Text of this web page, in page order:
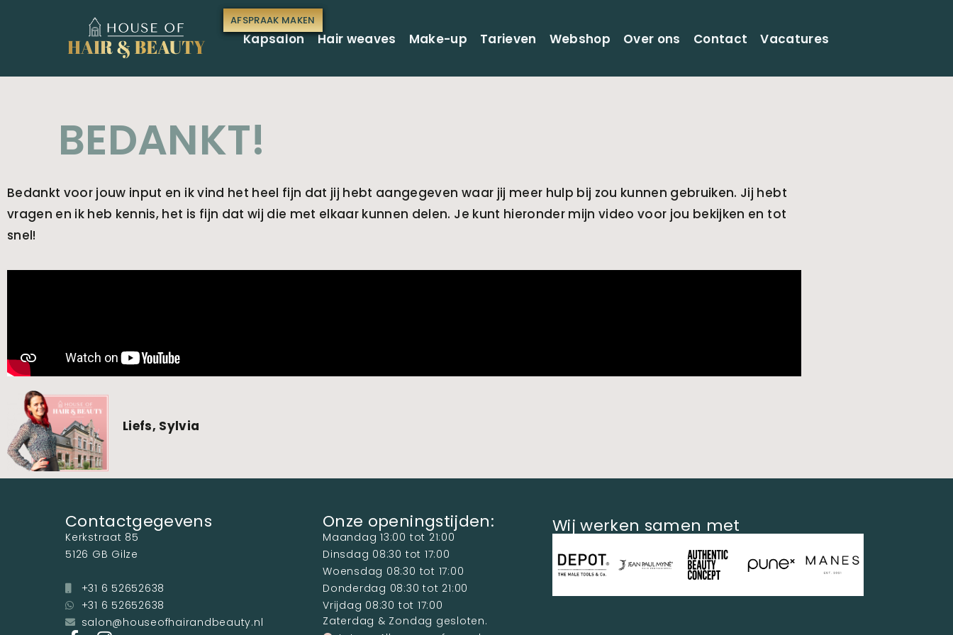
AFSPRAAK MAKEN
Kapsalon Hair weaves Make-up Tarieven Webshop Over ons Contact Vacatures
AFSPRAAK MAKEN
BEDANKT!
Bedankt voor jouw input en ik vind het heel fijn dat jij hebt aangegeven waar jij meer hulp bij zou kunnen gebruiken. Jij hebt
vragen en ik heb kennis, het is fijn dat wij die met elkaar kunnen delen. Je kunt hieronder mijn video voor jou bekijken en tot
snel!
Liefs, Sylvia
Contactgegevens
Kerkstraat 85
5126 GB Gilze
+31 6 52652638
+31 6 52652638
salon@houseofhairandbeauty.nl
Onze openingstijden:
Maandag 13:00 tot 21:00
Dinsdag 08:30 tot 17:00
Woensdag 08:30 tot 17:00
Donderdag 08:30 tot 21:00
Vrijdag 08:30 tot 17:00
Zaterdag & Zondag gesloten.
Wij werken samen met